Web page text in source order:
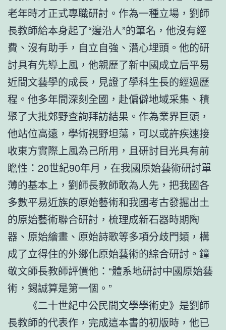
老年時才正式專職研討。作為一種立場，劉師
長教師給本身起了“邊沿人”的筆名，他沒有經
費、沒有助手，自立自強、潛心埋頭。他的研
討具有先導上風，他親歷了新中國成立后平易
近間文藝學的成長，見證了學科生長的經過歷
程。他多年間深刻全國，赴偏僻地域采集、積
聚了大批郊野查詢拜訪結果。作為業界巨頭，
他站位高遠，學術視野坦蕩，可以或許疾速接
收東方實際上風為己所用，且研討目光具有前
瞻性：20世紀90年月，在我國原始藝術研討單
薄的基本上，劉師長教師敢為人先，把我國各
多數平易近族的原始藝術和我國考古發掘出土
的原始藝術聯合研討，梳理成新石器時期陶
器、原始繪畫、原始詩歌等多項分歧門類，構
成了立得住的外鄉化原始藝術的綜合研討。鐘
敬文師長教師評價他：“體系地研討中國原始藝
術，錫誠算是第一個。”
《二十世紀中公民間文學學術史》是劉師
長教師的代表作，完成這本書的初版時，他已